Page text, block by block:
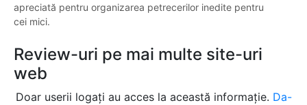
apreciată pentru organizarea petrecerilor inedite pentru
cei mici.
Review-uri pe mai multe site-uri
web
Doar userii logați au acces la această informație. Da-